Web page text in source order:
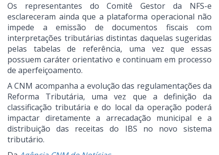
Os representantes do Comitê Gestor da NFS-e
esclareceram ainda que a plataforma operacional não
impede a emissão de documentos fiscais com
interpretações tributárias distintas daquelas sugeridas
pelas tabelas de referência, uma vez que essas
possuem caráter orientativo e continuam em processo
de aperfeiçoamento.
A CNM acompanha a evolução das regulamentações da
Reforma Tributária, uma vez que a definição da
classificação tributária e do local da operação poderá
impactar diretamente a arrecadação municipal e a
distribuição das receitas do IBS no novo sistema
tributário.